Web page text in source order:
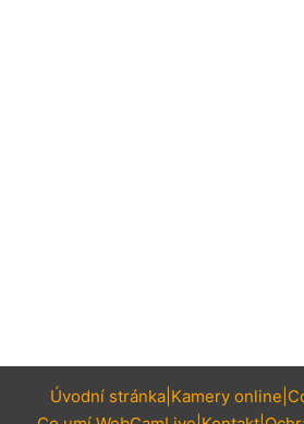
Úvodní stránka Kamery online